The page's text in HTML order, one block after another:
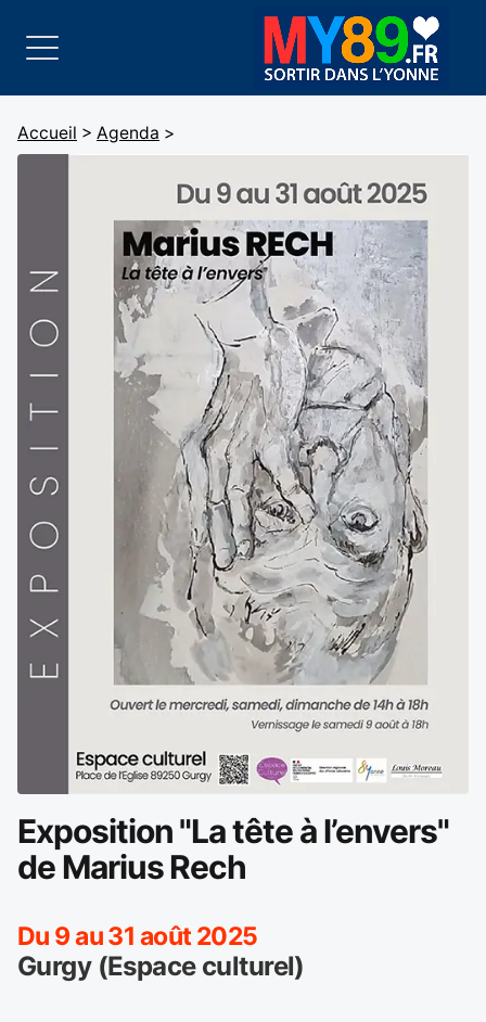
Accueil > Agenda >
Exposition "La tête à l’envers"
de Marius Rech
Du 9 au 31 août 2025
Gurgy (Espace culturel)